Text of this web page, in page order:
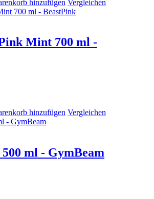
hinzufügen Vergleichen
Mint 700 ml -
hinzufügen Vergleichen
ml - GymBeam